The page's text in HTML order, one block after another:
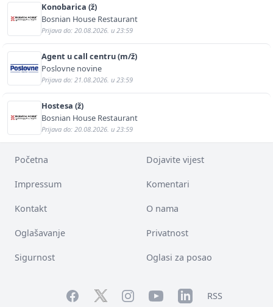
Konobarica (ž)
Bosnian House Restaurant
Prijava do: 20.08.2026. u 23:59
Agent u call centru (m/ž)
Poslovne novine
Prijava do: 21.08.2026. u 23:59
Hostesa (ž)
Bosnian House Restaurant
Prijava do: 20.08.2026. u 23:59
Početna Dojavite vijest
Impressum Komentari
Kontakt O nama
Oglašavanje Privatnost
Sigurnost Oglasi za posao
FacebookTwitterInstagramYouTubeLinkedInRSS